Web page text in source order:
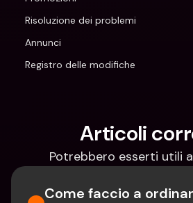
Risoluzione dei problemi
Annunci
Registro delle modifiche
Articoli
Potrebbero esserti utili
Come faccio a